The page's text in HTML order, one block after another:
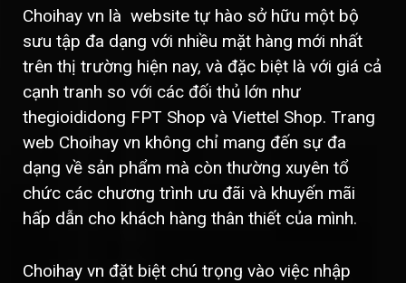
Choihay vn là website tự hào sở hữu một bộ
sưu tập đa dạng với nhiều mặt hàng mới nhất
trên thị trường hiện nay, và đặc biệt là với giá cả
cạnh tranh so với các đối thủ lớn như
thegioididong FPT Shop và Viettel Shop. Trang
web Choihay vn không chỉ mang đến sự đa
dạng về sản phẩm mà còn thường xuyên tổ
chức các chương trình ưu đãi và khuyến mãi
hấp dẫn cho khách hàng thân thiết của mình.
Choihay vn đặt biệt chú trọng vào việc nhập